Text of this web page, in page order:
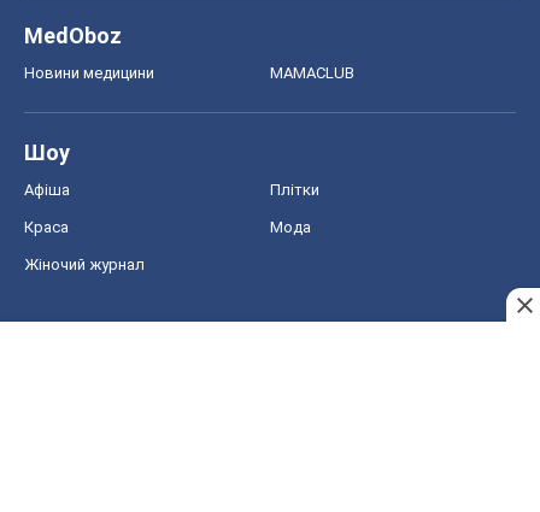
MedOboz
Новини медицини MAMACLUB
Шоу
Афіша Плітки
Краса Мода
Жіночий журнал